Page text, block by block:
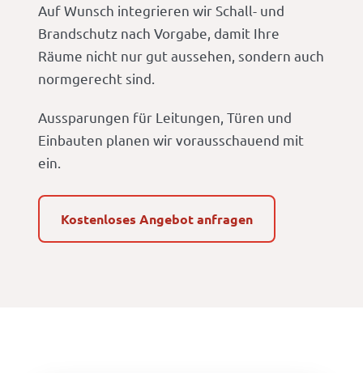
Auf Wunsch integrieren wir Schall- und
Brandschutz nach Vorgabe, damit Ihre
Räume nicht nur gut aussehen, sondern auch
normgerecht sind.
Aussparungen für Leitungen, Türen und
Einbauten planen wir vorausschauend mit
ein.
Kostenloses Angebot anfragen